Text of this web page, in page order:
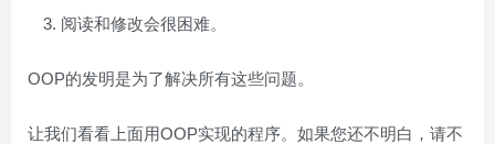
阅读和修改会很困难。
OOP的发明是为了解决所有这些问题。
让我们看看上面用OOP实现的程序。如果您还不明白，请不